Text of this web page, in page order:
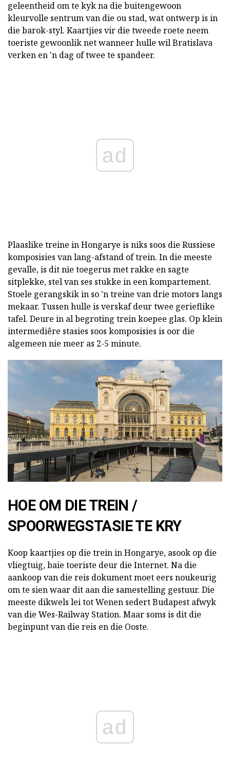
geleentheid om te kyk na die buitengewoon
kleurvolle sentrum van die ou stad, wat ontwerp is in
die barok-styl. Kaartjies vir die tweede roete neem
toeriste gewoonlik net wanneer hulle wil Bratislava
verken en 'n dag of twee te spandeer.
ad
Plaaslike treine in Hongarye is niks soos die Russiese
komposisies van lang-afstand of trein. In die meeste
gevalle, is dit nie toegerus met rakke en sagte
sitplekke, stel van ses stukke in een kompartement.
Stoele gerangskik in so 'n treine van drie motors langs
mekaar. Tussen hulle is verskaf deur twee gerieflike
tafel. Deure in al begroting trein koepee glas. Op klein
intermediêre stasies soos komposisies is oor die
algemeen nie meer as 2-5 minute.
HOE OM DIE TREIN /
SPOORWEGSTASIE TE KRY
Koop kaartjies op die trein in Hongarye, asook op die
vliegtuig, baie toeriste deur die Internet. Na die
aankoop van die reis dokument moet eers noukeurig
om te sien waar dit aan die samestelling gestuur. Die
meeste dikwels lei tot Wenen sedert Budapest afwyk
van die Wes-Railway Station. Maar soms is dit die
beginpunt van die reis en die Ooste.
ad